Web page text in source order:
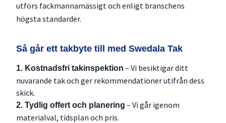
utförs fackmannamässigt och enligt branschens
högsta standarder.
Så går ett takbyte till med Swedala Tak
1. Kostnadsfri takinspektion – Vi besiktigar ditt
nuvarande tak och ger rekommendationer utifrån dess
skick.
2. Tydlig offert och planering – Vi går igenom
materialval, tidsplan och pris.